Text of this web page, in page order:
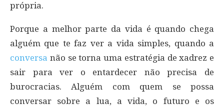
própria.
Porque a melhor parte da vida é quando chega
alguém que te faz ver a vida simples, quando a
conversa não se torna uma estratégia de xadrez e
sair para ver o entardecer não precisa de
burocracias. Alguém com quem se possa
conversar sobre a lua, a vida, o futuro e os